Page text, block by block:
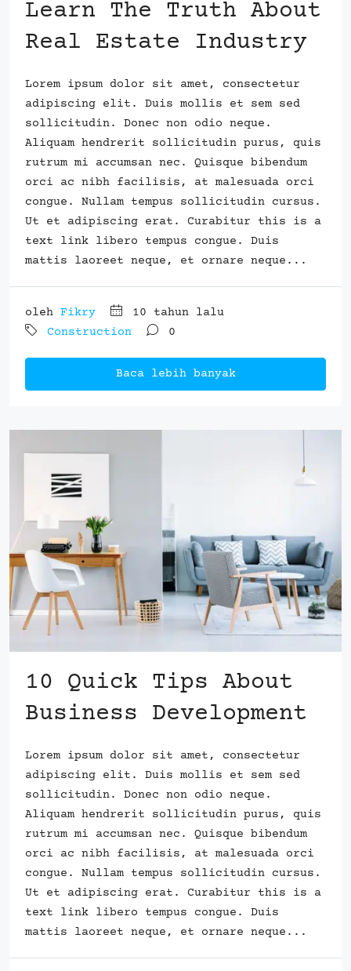
Learn The Truth About
Real Estate Industry
Lorem ipsum dolor sit amet, consectetur
adipiscing elit. Duis mollis et sem sed
sollicitudin. Donec non odio neque.
Aliquam hendrerit sollicitudin purus, quis
rutrum mi accumsan nec. Quisque bibendum
orci ac nibh facilisis, at malesuada orci
congue. Nullam tempus sollicitudin cursus.
Ut et adipiscing erat. Curabitur this is a
text link libero tempus congue. Duis
mattis laoreet neque, et ornare neque...
oleh Fikry
10 tahun lalu
Construction
0
Baca lebih banyak
10 Quick Tips About
Business Development
Lorem ipsum dolor sit amet, consectetur
adipiscing elit. Duis mollis et sem sed
sollicitudin. Donec non odio neque.
Aliquam hendrerit sollicitudin purus, quis
rutrum mi accumsan nec. Quisque bibendum
orci ac nibh facilisis, at malesuada orci
congue. Nullam tempus sollicitudin cursus.
Ut et adipiscing erat. Curabitur this is a
text link libero tempus congue. Duis
mattis laoreet neque, et ornare neque...